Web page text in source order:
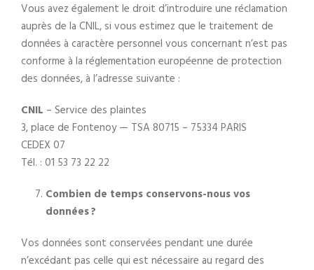
Vous avez également le droit d’introduire une réclamation
auprès de la CNIL, si vous estimez que le traitement de
données à caractère personnel vous concernant n’est pas
conforme à la réglementation européenne de protection
des données, à l’adresse suivante :
CNIL – Service des plaintes
3, place de Fontenoy — TSA 80715 – 75334 PARIS
CEDEX 07
Tél. : 01 53 73 22 22
Combien de temps conservons-nous vos
données ?
Vos données sont conservées pendant une durée
n’excédant pas celle qui est nécessaire au regard des